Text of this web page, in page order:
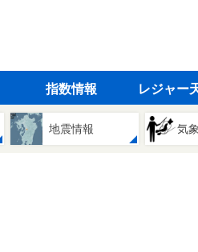
指数情報 レジャー
地震情報 気